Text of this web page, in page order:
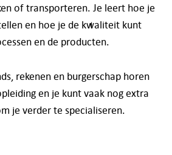
of transporteren. Je leert hoe je
en hoe je de kwaliteit kunt
en de producten.
rekenen en burgerschap horen
en je kunt vaak nog extra
je verder te specialiseren.